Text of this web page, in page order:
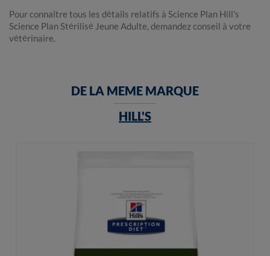
Pour connaître tous les détails relatifs à Science Plan Hill's
Science Plan Stérilisé Jeune Adulte, demandez conseil à votre
vétérinaire.
DE LA MEME MARQUE
HILL'S